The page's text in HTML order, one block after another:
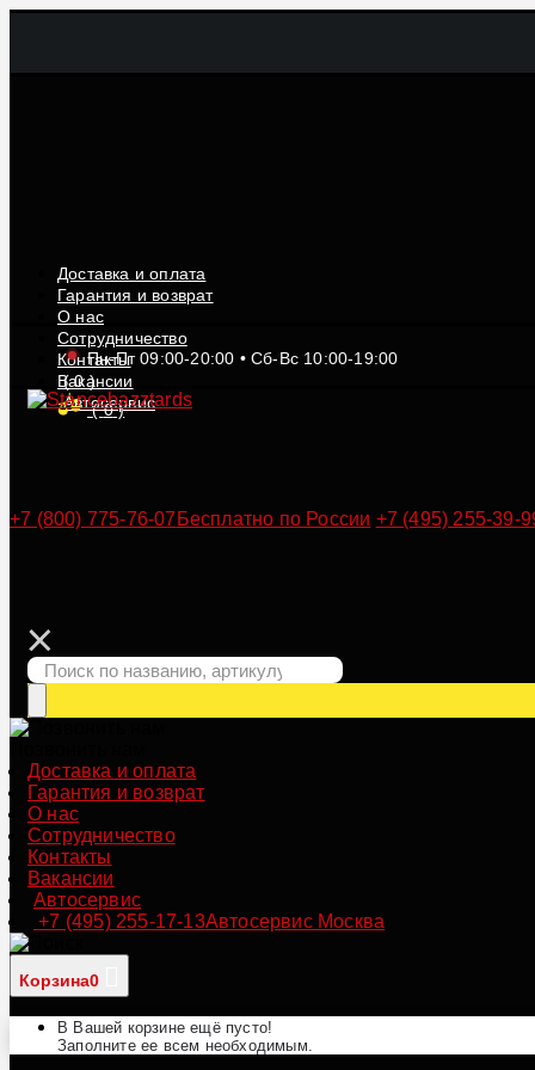
Доставка и оплата
Гарантия и возврат
О нас
Сотрудничество
Контакты
Вакансии
Автосервис
Пн-Пт 09:00-20:00 • Сб-Вс 10:00-19:00
(0)
(0)
+7 (800) 775-76-07 Бесплатно по России +7 (495) 255-39-
Доставка и оплата
Гарантия и возврат
О нас
Сотрудничество
Контакты
Вакансии
Автосервис
+7 (495) 255-17-13Автосервис Москва
Корзина0
В Вашей корзине ещё пусто!
Заполните ее всем необходимым.